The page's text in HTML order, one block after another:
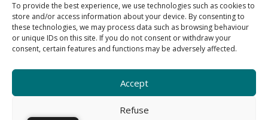
To provide the best experience, we use technologies such as cookies to
store and/or access information about your device. By consenting to
these technologies, we may process data such as browsing behaviour
or unique IDs on this site. If you do not consent or withdraw your
consent, certain features and functions may be adversely affected.
Accept
Refuse
Contact
0299 – 43 45 61
| COMPLAINTS PROCEDURE